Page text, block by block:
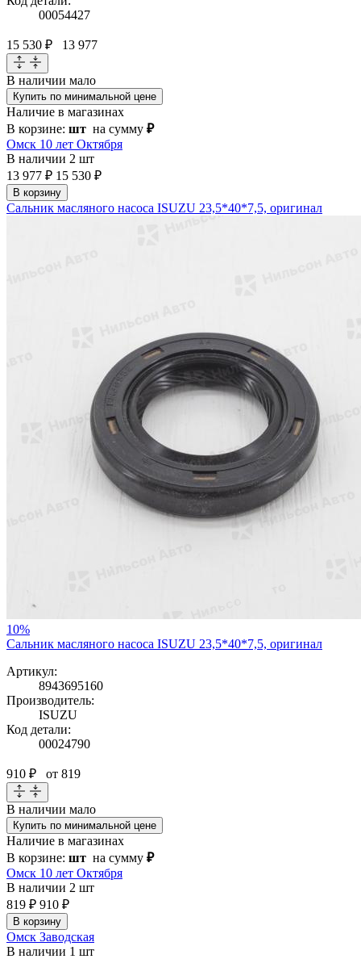
00054427
15 530 ₽ 13 977
В наличии мало
Купить по минимальной цене
Наличие в магазинах
В корзине: шт на сумму ₽
Омск 10 лет Октября
В наличии 2 шт
13 977 ₽ 15 530 ₽
В корзину
Сальник масляного насоса ISUZU 23,5*40*7,5, оригинал
10%
Сальник масляного насоса ISUZU 23,5*40*7,5, оригинал
Артикул:
8943695160
Производитель:
ISUZU
Код детали:
00024790
910 ₽ от 819
В наличии мало
Купить по минимальной цене
Наличие в магазинах
В корзине: шт на сумму ₽
Омск 10 лет Октября
В наличии 2 шт
819 ₽ 910 ₽
В корзину
Омск Заводская
В наличии 1 шт